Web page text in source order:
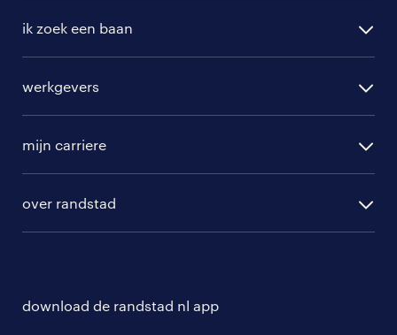
ik zoek een baan
randstad professional
randstad digital
werkgevers
hr-diensten
branches
tarieven
mijn carriere
solliciteren
over randstad
download de randstad nl app